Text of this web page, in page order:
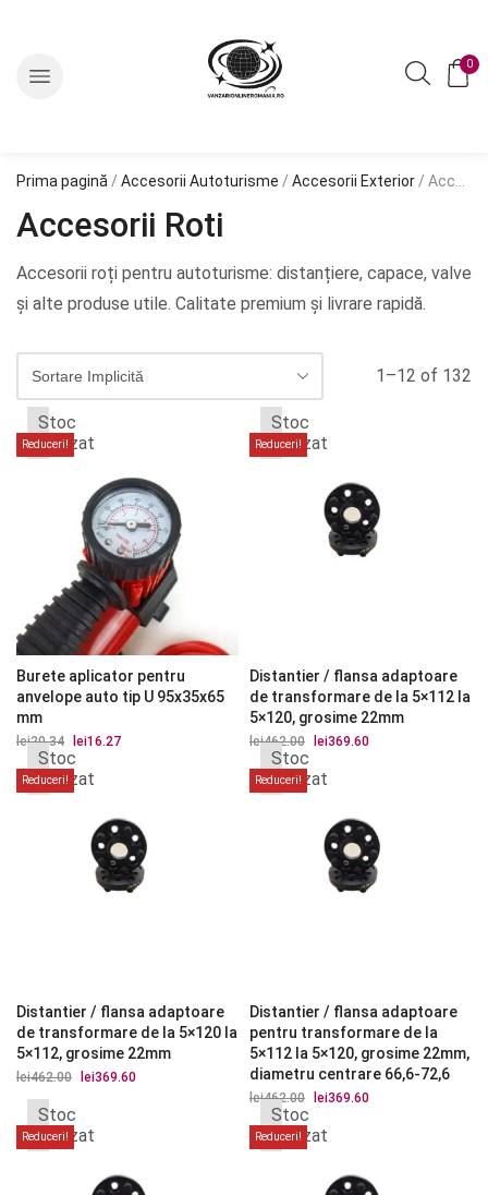
0
Prima pagină / Accesorii Autoturisme / Accesorii Exterior / Accesorii Roti
Accesorii Roti
Accesorii roți pentru autoturisme: distanțiere, capace, valve
și alte produse utile. Calitate premium și livrare rapidă.
1–12 of 132
Reduceri!
Stoc
epuizat
Burete aplicator pentru
anvelope auto tip U 95x35x65
mm
lei20.34
Prețul
inițial
a
fost:
lei16.27
Reduceri!
Stoc
epuizat
Distantier / flansa adaptoare
de transformare de la 5×112 la
5×120, grosime 22mm
lei462.00
Prețul
a
fost:
lei369.60
Reduceri!
Stoc
epuizat
Distantier / flansa adaptoare
de transformare de la 5×120 la
5×112, grosime 22mm
lei462.00
Prețul
lei462.00.
lei369.60
Reduceri!
Stoc
epuizat
Distantier / flansa adaptoare
pentru transformare de la
5×112 la 5×120, grosime 22mm,
diametru centrare 66,6-72,6
lei462.00
Prețul
a
fost:
lei369.60
Reduceri!
Stoc
epuizat
Reduceri!
Stoc
epuizat